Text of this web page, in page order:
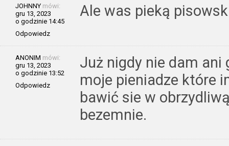
JOHNNY mówi:
gru 13, 2023
o godzinie 14:45
Odpowiedz
Ale was pieką
ANONIM mówi:
gru 13, 2023
o godzinie 13:52
Odpowiedz
Już nigdy nie dam
moje pieniadze które
bawić sie w
bezemnie.